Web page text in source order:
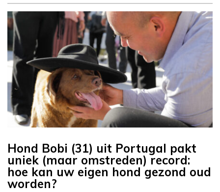
Hond Bobi (31) uit Portugal pakt
uniek (maar omstreden) record:
hoe kan uw eigen hond gezond oud
worden?